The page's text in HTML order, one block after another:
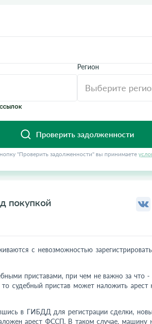
Регион
Проверить задолженности
"Проверить задолженности" вы принимаете
покупкой
с невозможностью
приставами, при чем не важно за что -
судебный пристав может наложить арест
в ГИБДД для регистрации сделки,
арест ФССП. В таком случае, машину